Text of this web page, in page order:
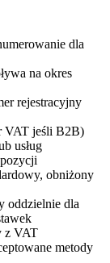
dla
na okres
rejestracyjny
VAT jeśli B2B)
usług
obniżony
oddzielnie dla
z VAT
metody